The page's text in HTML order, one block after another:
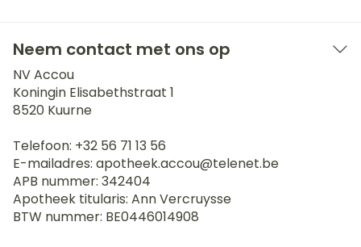
Neem contact met ons op
NV Accou
Koningin Elisabethstraat 1
8520 Kuurne
Telefoon: +32 56 71 13 56
E-mailadres: apotheek.accou@telenet.be
APB nummer: 342404
Apotheek titularis: Ann Vercruysse
BTW nummer: BE0446014908